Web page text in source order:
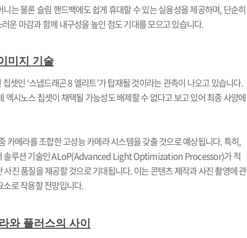
는 물론 슬림 핸드백에도 쉽게 휴대할 수 있는 실용성을 제공하며,단순히
운 마감과 함께 내구성을 높인 점도 기대를 모으고 있습니다.
미지 기술
칩셋인 ‘스냅드래곤8엘리트’가 탑재될 것이라는 관측이 나오고 있습니다.
엑시노스 칩셋이 채택될 가능성도 배제할 수 없다고 보고 있어 최종 사양에
카메라를 조합한 고성능 카메라 시스템을 갖출 것으로 예상됩니다.특히,
솔루션 기술인ALoP(Advanced Light Optimization Processor)가 적
사진 품질을 제공할 것으로 기대됩니다.이는 콘텐츠 제작과 사진 촬영에 관
소로 작용할 전망입니다.
와 플러스의 사이